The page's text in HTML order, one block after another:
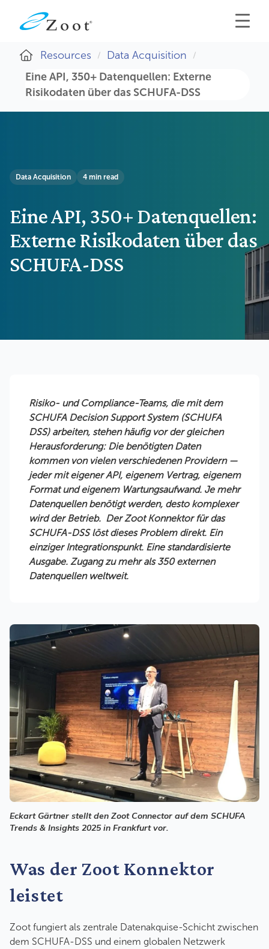
Resources
Data Acquisition
Eine API, 350+ Datenquellen: Externe
Risikodaten über das SCHUFA-DSS
Data Acquisition 4 min read
Eine API, 350+ Datenquellen:
Externe Risikodaten über das
SCHUFA-DSS
Risiko- und Compliance-Teams, die mit dem
SCHUFA Decision Support System (SCHUFA
DSS) arbeiten, stehen häufig vor der gleichen
Herausforderung: Die benötigten Daten
kommen von vielen verschiedenen Providern —
jeder mit eigener API, eigenem Vertrag, eigenem
Format und eigenem Wartungsaufwand. Je mehr
Datenquellen benötigt werden, desto komplexer
wird der Betrieb. Der Zoot Konnektor für das
SCHUFA-DSS löst dieses Problem direkt. Ein
einziger Integrationspunkt. Eine standardisierte
Ausgabe. Zugang zu mehr als 350 externen
Datenquellen weltweit.
Eckart Gärtner stellt den Zoot Connector auf dem SCHUFA
Trends & Insights 2025 in Frankfurt vor.
Was der Zoot Konnektor
leistet
Zoot fungiert als zentrale Datenakquise-Schicht zwischen
dem SCHUFA-DSS und einem globalen Netzwerk